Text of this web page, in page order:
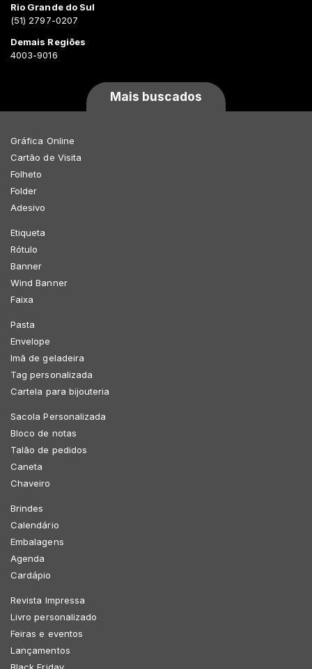
Rio Grande do Sul
(51) 2797-0207
Demais Regiões
4003-9016
Mais buscados
Gráfica Online
Cartão de Visita
Folheto
Folder
Adesivo
Etiqueta
Rótulo
Banner
Wind Banner
Faixa
Pasta
Envelope
Imã de geladeira
Tag personalizada
Cartela para bijouteria
Sacola Personalizada
Bloco de notas
Talão de pedidos
Caneta
Chaveiro
Brindes
Calendário
Embalagens
Agenda
Cardápio
Revista Impressa
Livro personalizado
Feiras e eventos
Lançamentos
Black Friday